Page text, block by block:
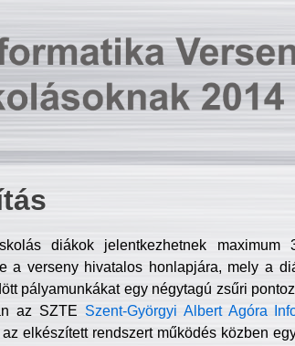
diákok jelentkezhetnek
a verseny hivatalos honlapjára, mely a
pályamunkákat egy négytagú zsűri
az SZTE Szent-Györgyi Albert Agóra
elkészített rendszert működés közben